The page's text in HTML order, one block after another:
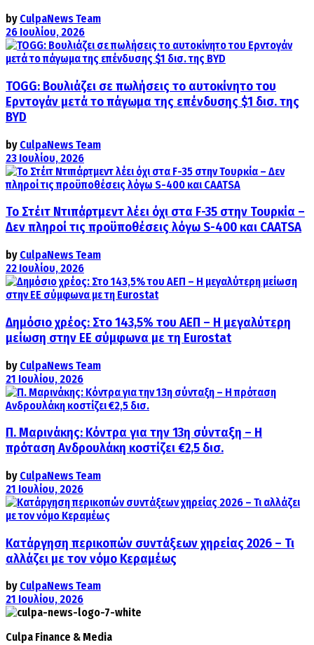
by CulpaNews Team
26 Ιουλίου, 2026
TOGG: Βουλιάζει σε πωλήσεις το αυτοκίνητο του
Ερντογάν μετά το πάγωμα της επένδυσης $1 δισ. της
BYD
by CulpaNews Team
23 Ιουλίου, 2026
Το Στέιτ Ντιπάρτμεντ λέει όχι στα F-35 στην Τουρκία –
Δεν πληροί τις προϋποθέσεις λόγω S-400 και CAATSA
by CulpaNews Team
22 Ιουλίου, 2026
Δημόσιο χρέος: Στο 143,5% του ΑΕΠ – Η μεγαλύτερη
μείωση στην ΕΕ σύμφωνα με τη Eurostat
by CulpaNews Team
21 Ιουλίου, 2026
Π. Μαρινάκης: Κόντρα για την 13η σύνταξη – Η
πρόταση Ανδρουλάκη κοστίζει €2,5 δισ.
by CulpaNews Team
21 Ιουλίου, 2026
Κατάργηση περικοπών συντάξεων χηρείας 2026 – Τι
αλλάζει με τον νόμο Κεραμέως
by CulpaNews Team
21 Ιουλίου, 2026
Culpa Finance & Media